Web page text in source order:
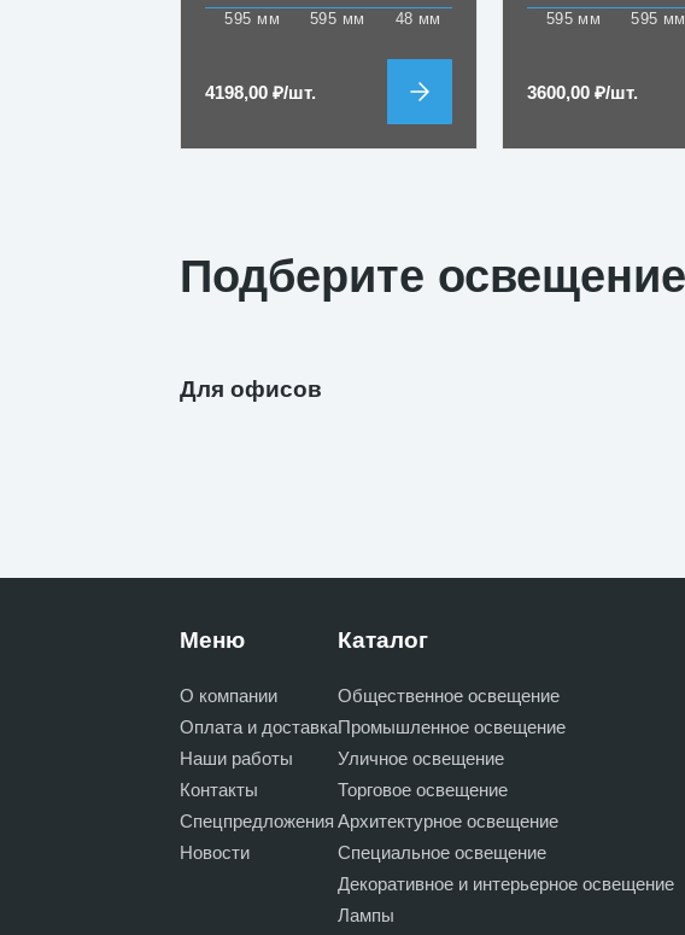
595 мм
595 мм 48 мм
4198,00₽/шт.
595 мм
595 мм
3600,00 ₽/шт.
Подберите
Для офисов
Меню
О компании
Оплата и доставка
Наши работы
Контакты
Спецпредложения
Новости
Каталог
Общественное освещение
Промышленное освещение
Уличное освещение
Торговое освещение
Архитектурное освещение
Специальное освещение
Декоративное и интерьерное освещение
Лампы